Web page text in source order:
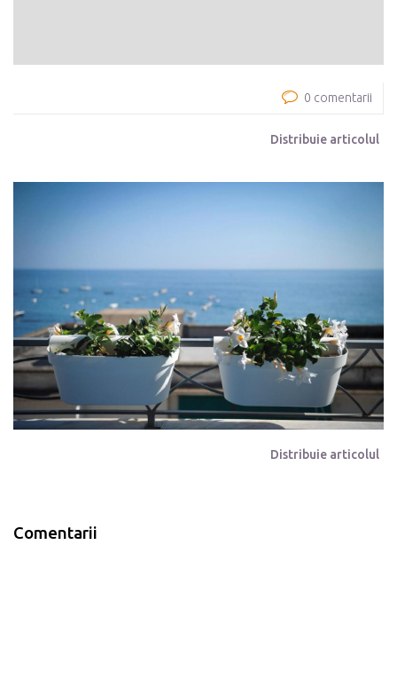
0 comentarii
Distribuie articolul
Distribuie articolul
Comentarii